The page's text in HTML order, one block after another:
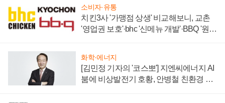
소비자·유통
치킨3사 '가맹점 상생' 비교해보니, 교촌
'영업권 보호'·bhc '신메뉴 개발'·BBQ '원가
화학·에너지
[김민정 기자의 '코스뽀'] 지엔씨에너지 AI
붐에 비상발전기 호황, 안병철 친환경 에